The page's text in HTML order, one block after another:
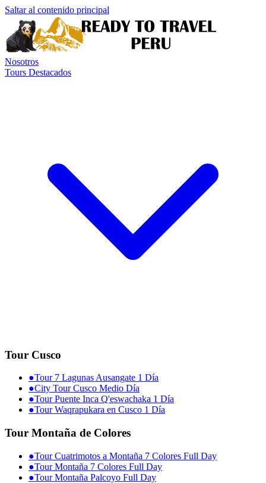
Saltar al contenido principal
Nosotros
Tours Destacados
Tour Cusco
●Tour 7 Lagunas Ausangate 1 Día
●City Tour Cusco Medio Día
●Tour Puente Inca Q'eswachaka 1 Día
●Tour Waqrapukara en Cusco 1 Día
Tour Montaña de Colores
●Tour Cuatrimotos a Montaña 7 Colores Full Day
●Tour Montaña 7 Colores Full Day
●Tour Montaña Palcoyo Full Day